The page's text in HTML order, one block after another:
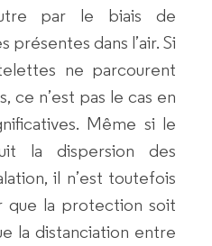
par le biais de
dans l’air. Si
ne parcourent
ce n’est pas le cas en
Même si le
la dispersion des
il n’est toutefois
que la protection soit
la distanciation entre